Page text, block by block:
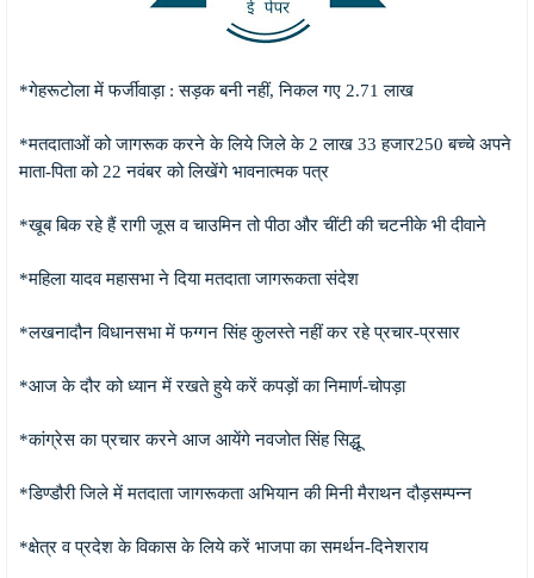
*गेहरूटोला में फर्जीवाड़ा : सड़क बनी नहीं, निकल गए 2.71 लाख
*मतदाताओं को जागरूक करने के लिये जिले के 2 लाख 33 हजार250 बच्चे अपने
माता-पिता को 22 नवंबर को लिखेंगे भावनात्मक पत्र
*खूब बिक रहे हैं रागी जूस व चाउमिन तो पीठा और चींटी की चटनीके भी दीवाने
*महिला यादव महासभा ने दिया मतदाता जागरूकता संदेश
*लखनादौन विधानसभा में फग्गन सिंह कुलस्ते नहीं कर रहे प्रचार-प्रसार
*आज के दौर को ध्यान में रखते हुये करें कपड़ों का निमार्ण-चोपड़ा
*कांग्रेस का प्रचार करने आज आयेंगे नवजोत सिंह सिद्धू
*डिण्डौरी जिले में मतदाता जागरूकता अभियान की मिनी मैराथन दौड़सम्पन्न
*क्षेत्र व प्रदेश के विकास के लिये करें भाजपा का समर्थन-दिनेशराय